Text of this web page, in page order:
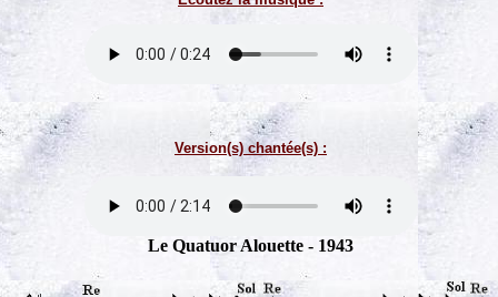
Version(s) chantée(s) :
Le Quatuor Alouette - 1943